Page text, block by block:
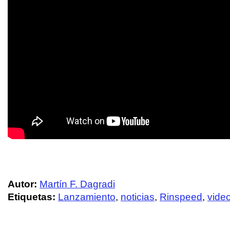
Autor: Martín F. Dagradi
Etiquetas: Lanzamiento, noticias, Rinspeed,